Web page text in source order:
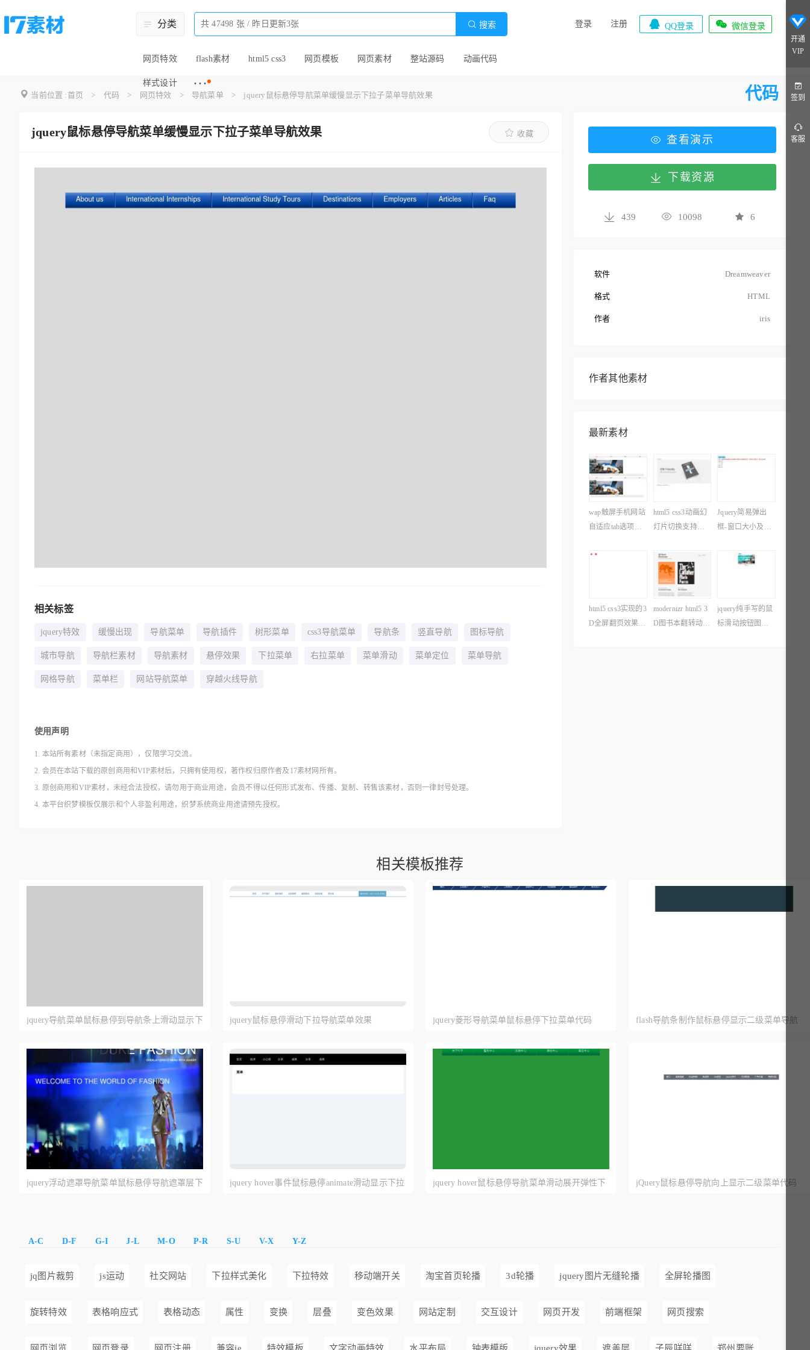
分类  搜索
网页特效 flash素材 html5 css3 网页模板 网页素材 整站源码 动画代码
样式设计 ···
登录 注册  QQ登录  微信登录
当前位置 :首页 > 代码 > 网页特效 > 导航菜单 > jquery鼠标悬停导航菜单缓慢显示下拉子菜单导航效果 代码
jquery鼠标悬停导航菜单缓慢显示下拉子菜单导航效果 收藏
相关标签
jquery特效 缓慢出现 导航菜单 导航插件 树形菜单 css3导航菜单 导航条 竖直导航 图标导航
城市导航 导航栏素材 导航素材 悬停效果 下拉菜单 右拉菜单 菜单滑动 菜单定位 菜单导航
网格导航 菜单栏 网站导航菜单 穿越火线导航
使用声明
1. 本站所有素材（未指定商用），仅限学习交流。
2. 会员在本站下载的原创商用和VIP素材后，只拥有使用权，著作权归原作者及17素材网所有。
3. 原创商用和VIP素材，未经合法授权，请勿用于商业用途，会员不得以任何形式发布、传播、复制、转售该素材，否则一律封号处理。
4. 本平台织梦模板仅展示和个人非盈利用途，织梦系统商业用途请预先授权。
查看演示
下载资源
439 10098 6
软件 Dreamweaver
格式 HTML
作者 iris
作者其他素材
最新素材
wap触屏手机网站
自适应tab选项卡
html5 css3动画幻
灯片切换支持触
片切换效果
Jquery简易弹出
框-窗口大小及滚
垂直居中
html5 css3实现的3
D全屏翻页效果代
modernizr html5 3
D图书本翻转动画
jquery纯手写的鼠
标滑动按钮图片
相关模板推荐
jquery导航菜单鼠标悬停到导航条上滑动显示下
拉菜单
jquery鼠标悬停滑动下拉导航菜单效果 jquery菱形导航菜单鼠标悬停下拉菜单代码 flash导航条制作鼠标悬停显示二级菜单导航
jquery浮动遮罩导航菜单鼠标悬停导航遮罩层下 jquery hover事件鼠标悬停animate滑动显示下拉 jquery hover鼠标悬停导航菜单滑动展开弹性下 jQuery鼠标悬停导航向上显示二级菜单代码
A-C D-F G-I J-L M-O P-R S-U V-X Y-Z
jq图片裁剪 js运动 社交网站 下拉样式美化 下拉特效 移动端开关 淘宝首页轮播 3d轮播 jquery图片无缝轮播 全屏轮播图
旋转特效 表格响应式 表格动态 属性 变换 层叠 变色效果 网站定制 交互设计 网页开发 前端框架 网页搜索
开通
VIP
签到
客服